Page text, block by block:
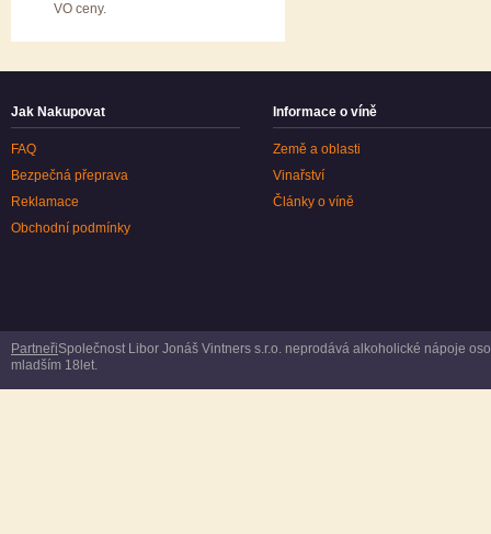
VO ceny.
Jak Nakupovat
FAQ
Bezpečná přeprava
Reklamace
Obchodní podmínky
Informace o víně
Země a oblasti
Vinařství
Články o víně
PartneřiSpolečnost Libor Jonáš Vintners s.r.o. neprodává alkoholické nápoje
mladším 18let.